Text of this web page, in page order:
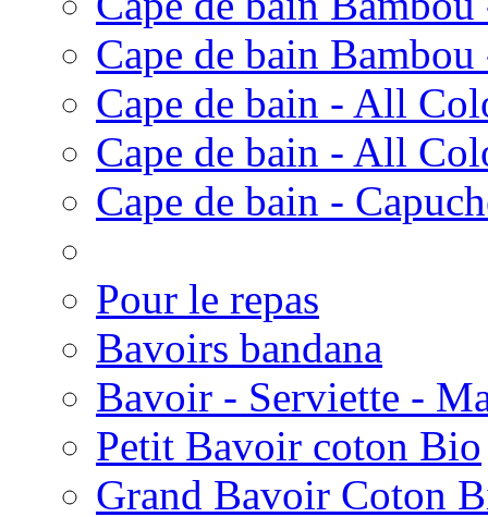
Cape de bain
Cape de bain - All
Cape de bain - All
Cape de bain -
Pour le repas
Bavoirs bandana
Bavoir - Serviette -
Petit Bavoir coton Bio
Grand Bavoir Coton